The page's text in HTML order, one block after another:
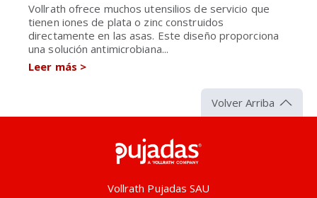
Vollrath ofrece muchos utensilios de servicio que
tienen iones de plata o zinc construidos
directamente en las asas. Este diseño proporciona
una solución antimicrobiana...
Leer más >
Volver Arriba
Vollrath Pujadas SAU